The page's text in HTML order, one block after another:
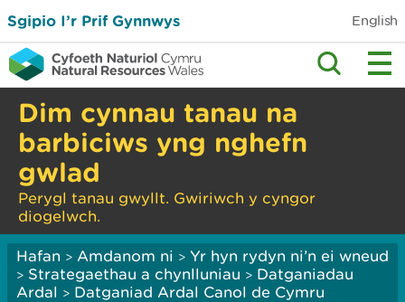
Sgipio I’r Prif Gynnwys English
Dim cynnau tanau na
barbiciws yng nghefn
gwlad
Perygl tanau gwyllt. Gwiriwch y cyngor
diogelwch.
Hafan > Amdanom ni > Yr hyn rydyn ni’n ei wneud
> Strategaethau a chynlluniau > Datganiadau
Ardal > Datganiad Ardal Canol de Cymru